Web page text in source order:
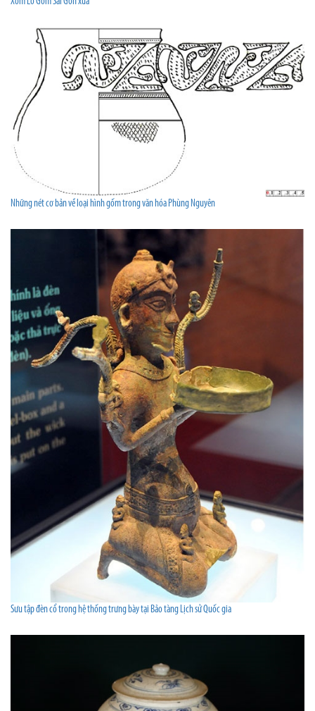
Những nét cơ bản về loại hình gốm trong văn hóa Phùng Nguyên
Sưu tập đèn cổ trong hệ thống trưng bày tại Bảo tàng Lịch sử Quốc gia